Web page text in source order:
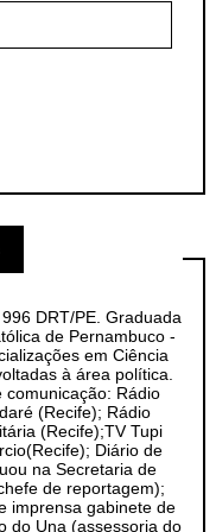
DRT/PE. Graduada
de Pernambuco -
em Ciência
à área política.
Rádio
(Recife); Rádio
(Recife);TV Tupi
Diário de
na Secretaria de
de reportagem);
imprensa gabinete de
do Una (assessoria do